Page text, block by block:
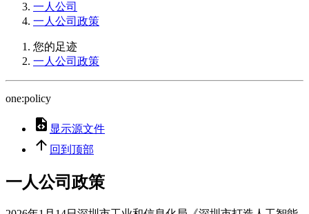
一人公司
一人公司政策
您的足迹
一人公司政策
one:policy
显示源文件
回到顶部
一人公司政策